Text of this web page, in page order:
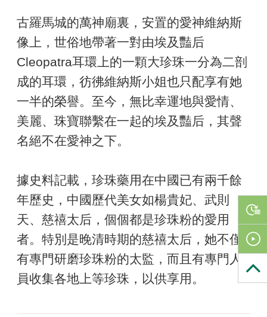
古羅馬城的萬神廟裏，安置的愛神維納斯
像上，世俗地帶著一對由埃及豔后
Cleopatra耳環上的一顆大珍珠一分為二剖
成的耳環，彷彿維納斯小姐也只配享有她
一半的榮譽。至今，無比幸運地與愛情、
美麗、珠寶聯繫在一起的埃及豔后，其聲
名絕不在愛神之下。
據史料記載，珍珠藥用在中國已有兩千餘
年歷史，中國歷代美女如楊貴妃、武則
天、慈禧太后，個個都是珍珠粉的愛用
者。特別是晚清時期的慈禧太后，她不僅
有專門研磨珍珠粉的太監，而且有專門人
員收集各地上等珍珠，以供享用。